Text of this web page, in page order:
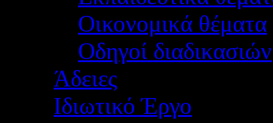
Οικονομικά θέματα
Οδηγοί διαδικασιών
Άδειες
Ιδιωτικό Έργο